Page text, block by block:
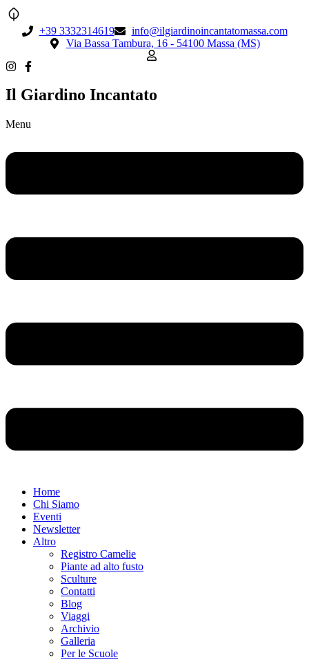
+39 3332314619
info@ilgiardinoincantatomassa.com
Via Bassa Tambura, 16 - 54100 Massa (MS)
Il Giardino Incantato
Menu
Home
Chi Siamo
Eventi
Newsletter
Altro
Registro Camelie
Piante ad alto fusto
Sculture
Contatti
Blog
Viaggi
Archivio
Galleria
Per le Scuole